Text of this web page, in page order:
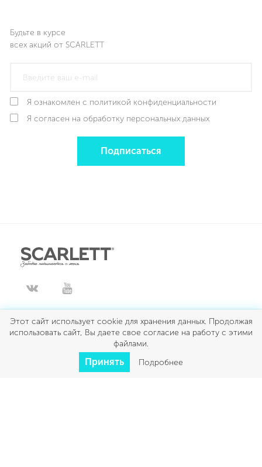
Будьте в курсе
всех акций от SCARLETT
Я ознакомлен с политикой конфиденциальности
Я согласен на обработку персональных данных
Подписаться
ДЛЯ КУХНИ
КРАСОТА И ЗДОРОВЬЕ
Этот сайт использует cookie для хранения данных. Продолжая
использовать сайт, Вы даете свое согласие на работу с этими
файлами.
Принять Подробнее